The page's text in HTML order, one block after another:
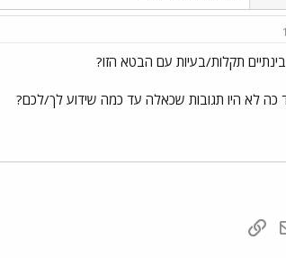
בינתיים תקלות/בעיות עם הבטא הזו?
כה לא היו תגובות שכאלה עד כמה שידוע לך/לכם?
דואר אלקטרוני